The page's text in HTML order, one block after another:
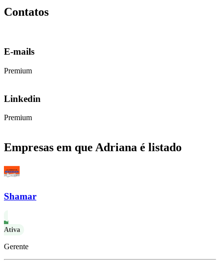
Contatos
E-mails
Premium
Linkedin
Premium
Empresas em que Adriana é listado
Shamar
Ativa
Gerente